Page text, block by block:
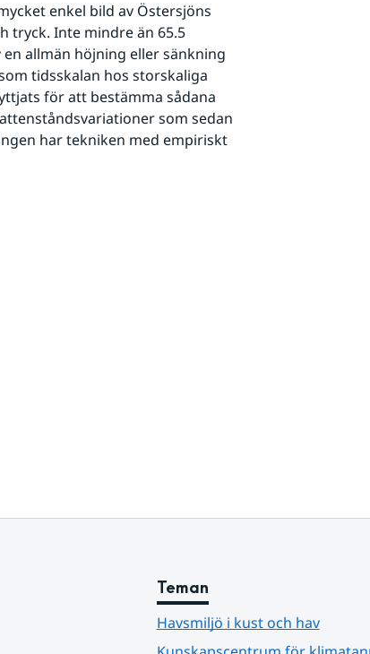
enkel bild av Östersjöns
tryck. Inte mindre än 65.5
allmän höjning eller sänkning
tidsskalan hos storskaliga
för att bestämma sådana
som sedan
har tekniken med empiriskt
Teman
Havsmiljö i kust och hav